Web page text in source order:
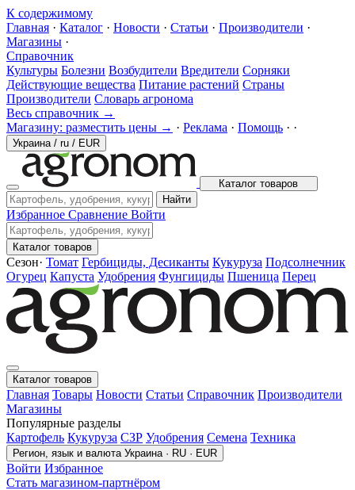
К содержимому
Главная · Каталог · Новости · Статьи · Производители ·
Магазины ·
Справочник
Культуры Болезни Возбудители Вредители Сорняки
Действующие вещества Питание растений Страны
Производители Словарь агронома
Весь справочник →
Магазину: разместить цены → · Реклама · Помощь · ·
Украина / ru / EUR
Каталог товаров
Найти
Избранное Сравнение Войти
Каталог товаров
Сезон· Томат Гербициды, Десиканты Кукуруза Подсолнечник
Огурец Капуста Удобрения Фунгициды Пшеница Перец
Каталог товаров
Главная Товары Новости Статьи Справочник Производители
Магазины
Популярные разделы
Картофель Кукуруза СЗР Удобрения Семена Техника
Регион, язык и валюта Украина · RU · EUR
Войти Избранное
Стать магазином-партнёром